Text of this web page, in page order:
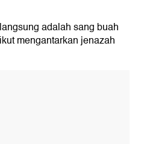
adalah sang buah
mengantarkan jenazah